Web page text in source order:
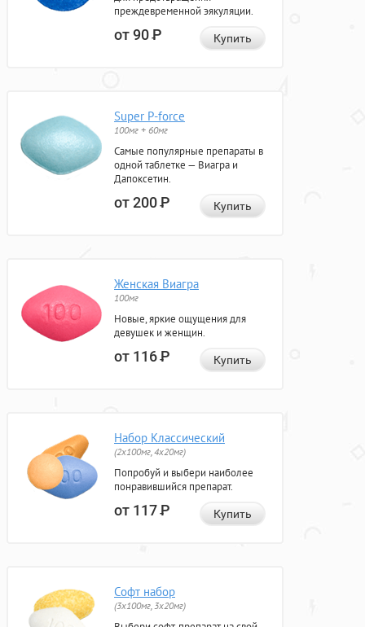
преждевременной эякуляции.
от 90Р Купить
Super P-force
100мг + 60мг
Самые популярные препараты в
одной таблетке — Виагра и
Дапоксетин.
от 200Р Купить
Женская Виагра
100мг
Новые, яркие ощущения для
девушек и женщин.
от 116Р Купить
Набор Классический
(2x100мг, 4x20мг)
Попробуй и выбери наиболее
понравившийся препарат.
от 117Р Купить
Софт набор
(3x100мг, 3x20мг)